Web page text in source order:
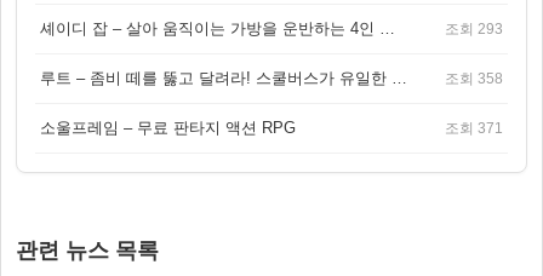
셰이디 잡 – 살아 움직이는 가방을 운반하는 4인 협동 물리 어드벤처 게임 조회 293
루트 – 좀비 떼를 뚫고 달려라! 스쿨버스가 유일한 집이 되는 4인 협동 생존 게임 조회 358
소울프레임 – 무료 판타지 액션 RPG 조회 371
관련 뉴스 목록